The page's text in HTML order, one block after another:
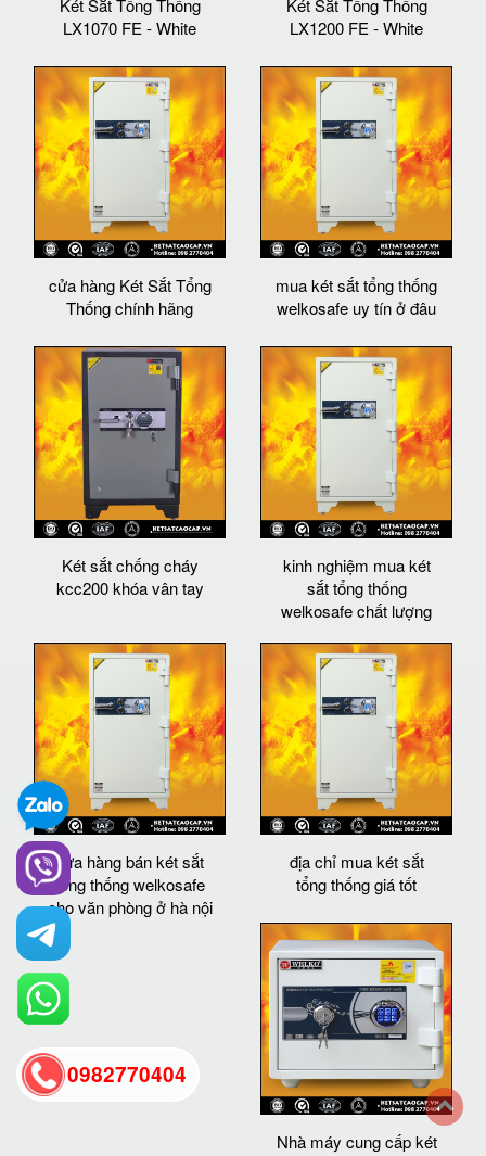
Két Sắt Tổng Thống
LX1070 FE - White
Két Sắt Tổng Thống
LX1200 FE - White
cửa hàng Két Sắt Tổng
Thống chính hãng
mua két sắt tổng thống
welkosafe uy tín ở đâu
Két sắt chống cháy
kcc200 khóa vân tay
kinh nghiệm mua két
sắt tổng thống
welkosafe chất lượng
cửa hàng bán két sắt
tổng thống welkosafe
cho văn phòng ở hà nội
địa chỉ mua két sắt
tổng thống giá tốt
Nhà máy cung cấp két
0982770404
back